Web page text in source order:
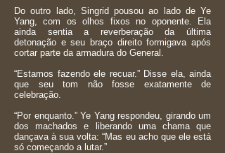
Do outro lado, Singrid pousou ao lado de Ye
Yang, com os olhos fixos no oponente. Ela
ainda sentia a reverberação da última
detonação e seu braço direito formigava após
cortar parte da armadura do General.
“Estamos fazendo ele recuar.” Disse ela, ainda
que seu tom não fosse exatamente de
celebração.
“Por enquanto.” Ye Yang respondeu, girando um
dos machados e liberando uma chama que
dançava à sua volta: “Mas eu acho que ele está
só começando a lutar.”